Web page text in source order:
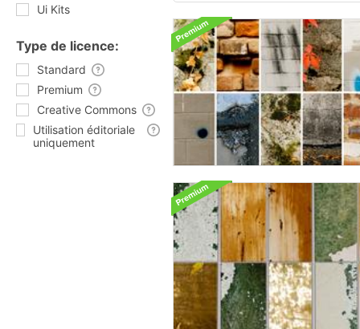
Ui Kits
Type de licence:
Standard
Premium
Creative Commons
Utilisation éditoriale
uniquement